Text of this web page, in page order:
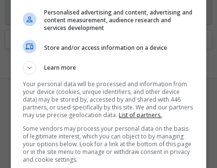
anúncios
edois temas exclusivos. Veja os detalhesaqui.
Home
Joh_nny
Bam-bam-bam
Registrado
Personalised advertising and content, advertising and
content measurement, audience research and
services development
Store and/or access information on a device
Learn more
Your personal data will be processed and information from
your device (cookies, unique identifiers, and other device
data) may be stored by, accessed by and shared with 446
partners, or used specifically by this site. We and our partners
may use precise geolocation data. List of partners.
Some vendors may process your personal data on the basis
of legitimate interest, which you can object to by managing
your options below. Look for a link at the bottom of this page
or in the site menu to manage or withdraw consent in privacy
and cookie settings.